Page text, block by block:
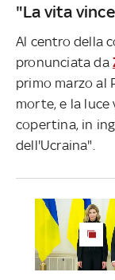
"La vita
Al centro della
pronunciata da
primo marzo al
morte, e la luce
copertina, in
dell'Ucraina".